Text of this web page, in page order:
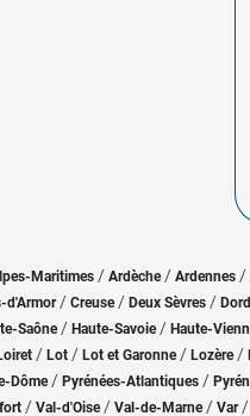
Maritimes / Ardèche/ Ardennes /
d'Armor/ Creuse/ Deux Sèvres /
Saône/ Haute-Savoie/ Haute-
/ Lot / Lot et Garonne/ Lozère /
Dôme/ Pyrénées-Atlantiques /
/ Val-d'Oise/ Val-de-Marne/ Var/